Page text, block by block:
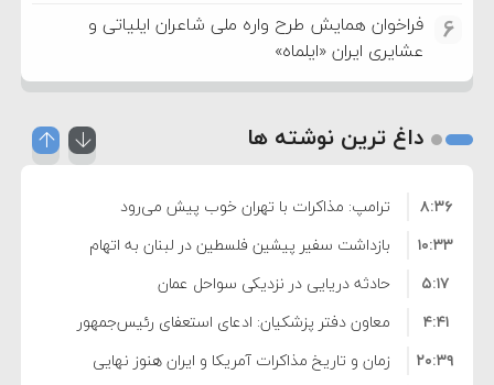
6
فراخوان همایش طرح واره ملی شاعران ایلیاتی و
عشایری ایران «ایلماه»
داغ ترین نوشته ها
ترامپ: مذاکرات با تهران خوب پیش می‌رود
۸:۳۶
بازداشت سفیر پیشین فلسطین در لبنان به اتهام
فساد و اختلاس اموال
۱۰:۳۳
حادثه دریایی در نزدیکی سواحل عمان
۵:۱۷
معاون دفتر پزشکیان: ادعای استعفای رئیس‌جمهور
واهی و کذب محض است
۴:۴۱
زمان و تاریخ مذاکرات آمریکا و ایران هنوز نهایی
۲۰:۳۹